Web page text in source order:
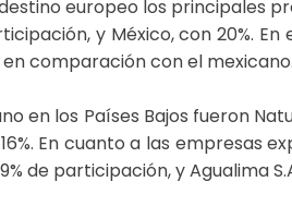
europeo los principales
y México, con 20%. En
comparación con el mexicano.
los Países Bajos fueron
En cuanto a las empresas
de participación, y Agualima